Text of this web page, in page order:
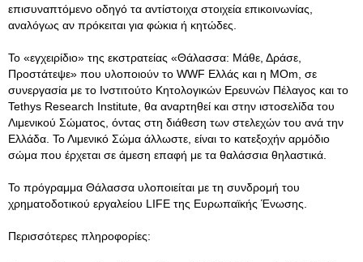
επισυναπτόμενο οδηγό τα αντίστοιχα στοιχεία επικοινωνίας,
αναλόγως αν πρόκειται για φώκια ή κητώδες.
Το «εγχειρίδιο» της εκστρατείας «Θάλασσα: Μάθε, Δράσε,
Προστάτεψε» που υλοποιούν το WWF Ελλάς και η MΟm, σε
συνεργασία με το Ινστιτούτο Κητολογικών Ερευνών Πέλαγος και το
Tethys Research Institute, θα αναρτηθεί και στην ιστοσελίδα του
Λιμενικού Σώματος, όντας στη διάθεση των στελεχών του ανά την
Ελλάδα. Το Λιμενικό Σώμα άλλωστε, είναι το κατεξοχήν αρμόδιο
σώμα που έρχεται σε άμεση επαφή με τα θαλάσσια θηλαστικά.
Το πρόγραμμα Θάλασσα υλοποιείται με τη συνδρομή του
χρηματοδοτικού εργαλείου LIFE της Ευρωπαϊκής Ένωσης.
Περισσότερες πληροφορίες: